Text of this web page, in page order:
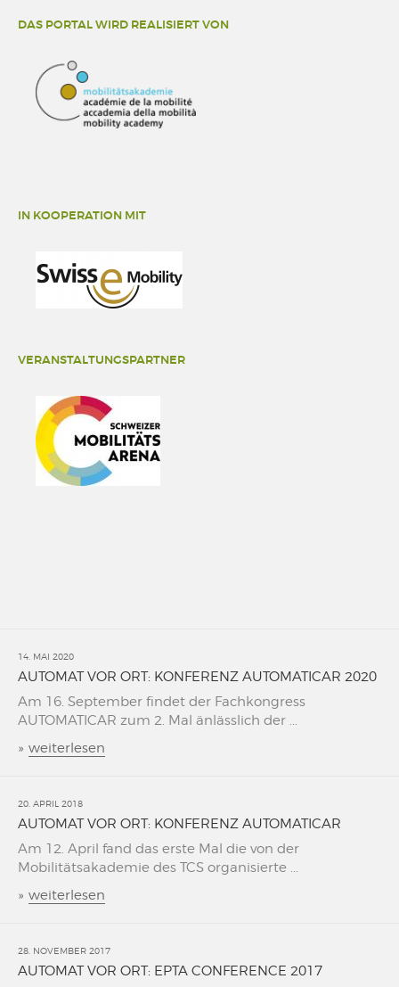
DAS PORTAL WIRD REALISIERT VON
IN KOOPERATION MIT
VERANSTALTUNGSPARTNER
14. MAI 2020
AUTOMAT VOR ORT: KONFERENZ AUTOMATICAR 2020
Am 16. September findet der Fachkongress
AUTOMATICAR zum 2. Mal änlässlich der ...
» weiterlesen
20. APRIL 2018
AUTOMAT VOR ORT: KONFERENZ AUTOMATICAR
Am 12. April fand das erste Mal die von der
Mobilitätsakademie des TCS organisierte ...
» weiterlesen
28. NOVEMBER 2017
AUTOMAT VOR ORT: EPTA CONFERENCE 2017